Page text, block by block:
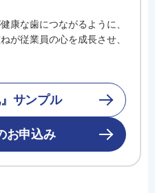
康な歯につながるように、
が従業員の心を成長させ、
』サンプル
お申込み